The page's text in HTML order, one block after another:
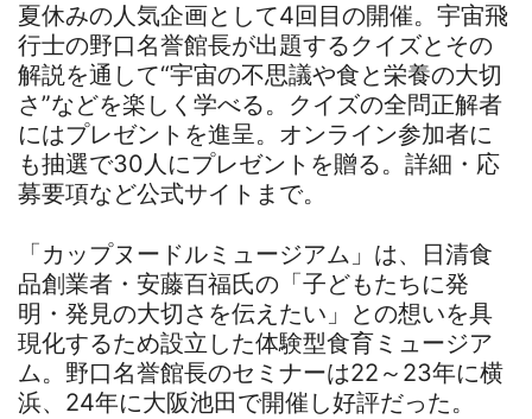
夏休みの人気企画として4回目の開催。宇宙飛
行士の野口名誉館長が出題するクイズとその
解説を通して“宇宙の不思議や食と栄養の大切
さ”などを楽しく学べる。クイズの全問正解者
にはプレゼントを進呈。オンライン参加者に
も抽選で30人にプレゼントを贈る。詳細・応
募要項など公式サイトまで。
「カップヌードルミュージアム」は、日清食
品創業者・安藤百福氏の「子どもたちに発
明・発見の大切さを伝えたい」との想いを具
現化するため設立した体験型食育ミュージア
ム。野口名誉館長のセミナーは22～23年に横
浜、24年に大阪池田で開催し好評だった。